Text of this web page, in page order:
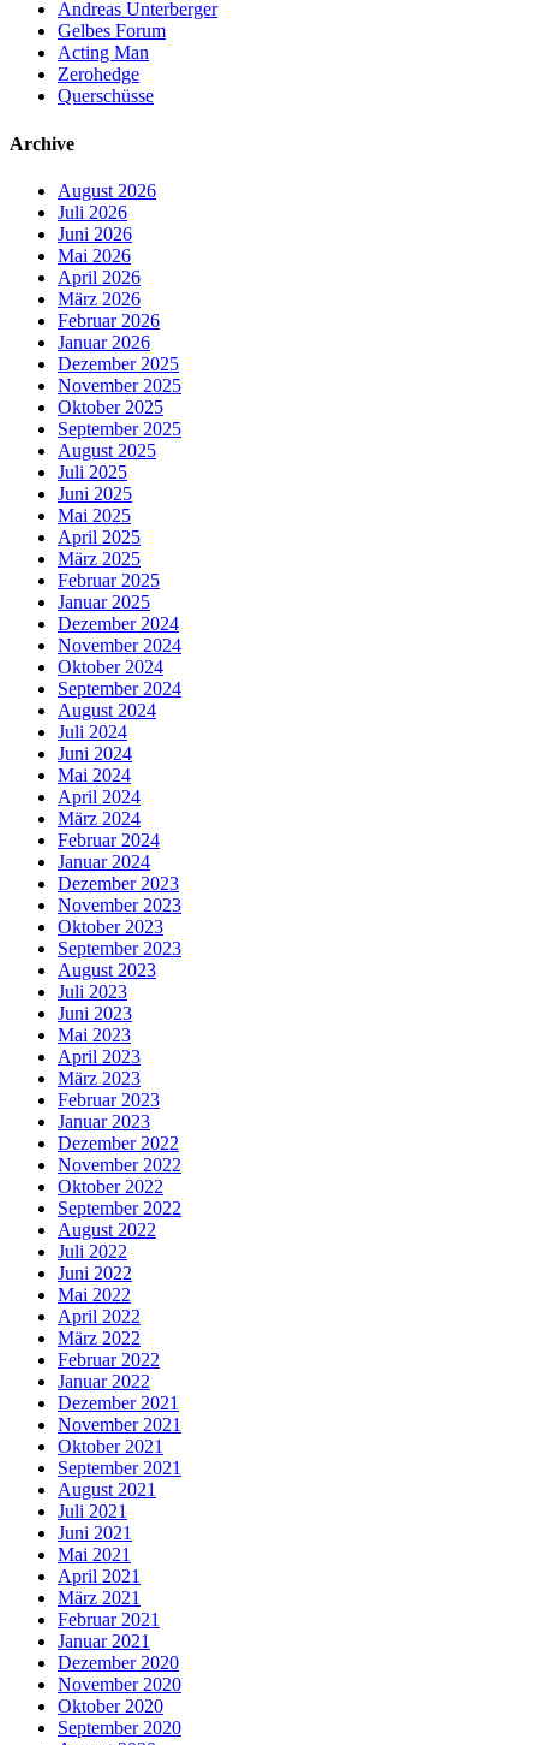
Andreas Unterberger
Gelbes Forum
Acting Man
Zerohedge
Querschüsse
Archive
August 2026
Juli 2026
Juni 2026
Mai 2026
April 2026
März 2026
Februar 2026
Januar 2026
Dezember 2025
November 2025
Oktober 2025
September 2025
August 2025
Juli 2025
Juni 2025
Mai 2025
April 2025
März 2025
Februar 2025
Januar 2025
Dezember 2024
November 2024
Oktober 2024
September 2024
August 2024
Juli 2024
Juni 2024
Mai 2024
April 2024
März 2024
Februar 2024
Januar 2024
Dezember 2023
November 2023
Oktober 2023
September 2023
August 2023
Juli 2023
Juni 2023
Mai 2023
April 2023
März 2023
Februar 2023
Januar 2023
Dezember 2022
November 2022
Oktober 2022
September 2022
August 2022
Juli 2022
Juni 2022
Mai 2022
April 2022
März 2022
Februar 2022
Januar 2022
Dezember 2021
November 2021
Oktober 2021
September 2021
August 2021
Juli 2021
Juni 2021
Mai 2021
April 2021
März 2021
Februar 2021
Januar 2021
Dezember 2020
November 2020
Oktober 2020
September 2020